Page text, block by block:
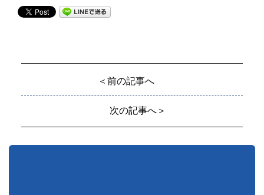
＜前の記事へ
次の記事へ＞